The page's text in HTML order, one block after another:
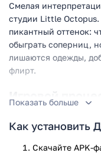
Смелая
студии Little
пикантный оттенок:
обыграть соперниц,
лишаются одежды,
флирт.
«Дураку»:
картой, стараясь
Показать больше
Как установить
Скачайте APK-